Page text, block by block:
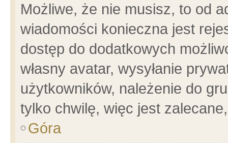
Możliwe, że nie musisz, to od
wiadomości konieczna jest
dostęp do dodatkowych
własny avatar, wysyłanie
użytkowników, należenie do
tylko chwilę, więc jest
Góra